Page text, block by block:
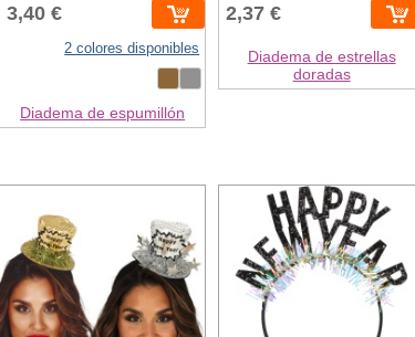
3,40 €
2 colores disponibles
Diadema de espumillón
2,37 €
Diadema de estrellas
doradas